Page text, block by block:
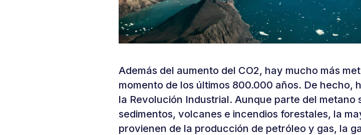
Además del aumento del CO2, hay mucho más
momento de los últimos 800.000 años. De hecho,
la Revolución Industrial. Aunque parte del
sedimentos, volcanes e incendios forestales, la
provienen de la producción de petróleo y gas, la